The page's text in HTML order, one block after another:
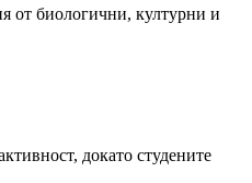
от биологични, културни и
докато студените